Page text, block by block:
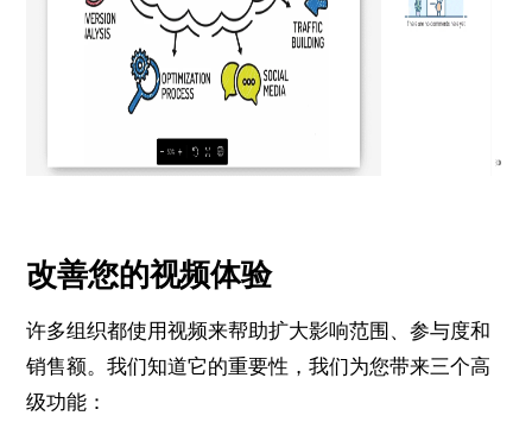
改善您的视频体验
许多组织都使用视频来帮助扩大影响范围、参与度和
销售额。我们知道它的重要性，我们为您带来三个高
级功能：